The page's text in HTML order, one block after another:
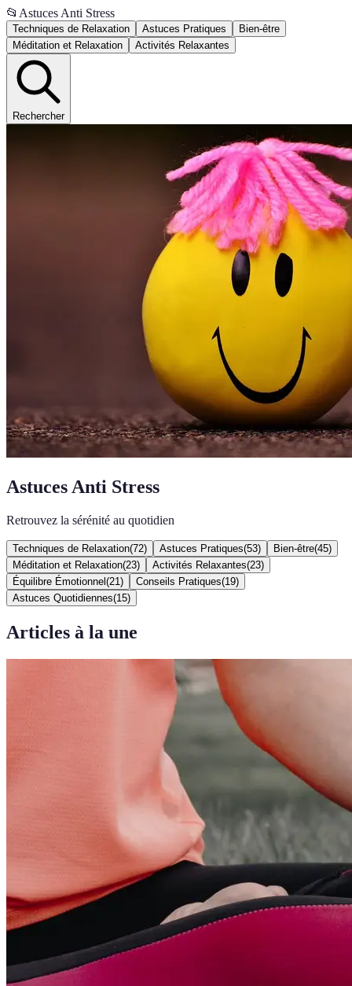
📂 Astuces Anti Stress
Techniques de Relaxation Astuces Pratiques
Bien-être
Méditation et Relaxation
Activités Relaxantes
Rechercher
Astuces Anti Stress
Retrouvez la sérénité au quotidien
Techniques de Relaxation(72) Astuces Pratiques(53) Bien-être(45)
Méditation et Relaxation(23) Activités Relaxantes(23)
Équilibre Émotionnel (21 ) Conseils Pratiques(19)
Astuces Quotidiennes(15)
Articles à la une